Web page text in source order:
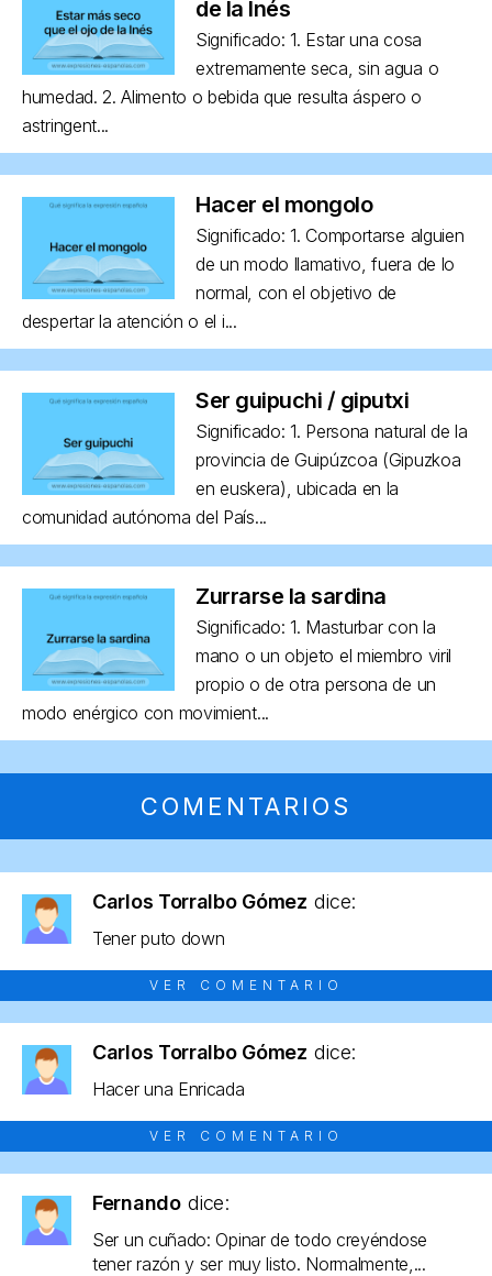
de la Inés
Significado: 1. Estar una cosa
extremamente seca, sin agua o
humedad. 2. Alimento o bebida que resulta áspero o
astringent...
Hacer el mongolo
Significado: 1. Comportarse alguien
de un modo llamativo, fuera de lo
normal, con el objetivo de
despertar la atención o el i...
Ser guipuchi / giputxi
Significado: 1. Persona natural de la
provincia de Guipúzcoa (Gipuzkoa
en euskera), ubicada en la
comunidad autónoma del País...
Zurrarse la sardina
Significado: 1. Masturbar con la
mano o un objeto el miembro viril
propio o de otra persona de un
modo enérgico con movimient...
COMENTARIOS
Carlos Torralbo Gómez dice:
Tener puto down
VER COMENTARIO
Carlos Torralbo Gómez dice:
Hacer una Enricada
VER COMENTARIO
Fernando dice:
Ser un cuñado: Opinar de todo creyéndose
tener razón y ser muy listo. Normalmente,...